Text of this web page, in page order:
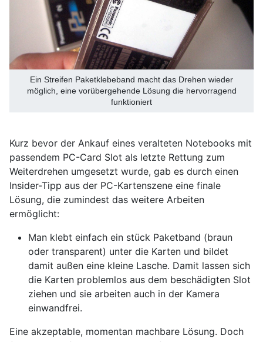
Ein Streifen Paketklebeband macht das Drehen wieder
möglich, eine vorübergehende Lösung die hervorragend
funktioniert
Kurz bevor der Ankauf eines veralteten Notebooks mit
passendem PC-Card Slot als letzte Rettung zum
Weiterdrehen umgesetzt wurde, gab es durch einen
Insider-Tipp aus der PC-Kartenszene eine finale
Lösung, die zumindest das weitere Arbeiten
ermöglicht:
Man klebt einfach ein stück Paketband (braun
oder transparent) unter die Karten und bildet
damit außen eine kleine Lasche. Damit lassen sich
die Karten problemlos aus dem beschädigten Slot
ziehen und sie arbeiten auch in der Kamera
einwandfrei.
Eine akzeptable, momentan machbare Lösung. Doch